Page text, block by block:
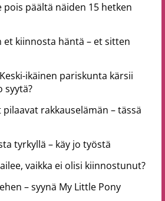
päältä näiden 15 hetken
et kiinnosta häntä – et sitten
ikäinen pariskunta kärsii
syytä?
rakkauselämän – tässä
tyrkyllä – käy jo työstä
vaikka ei olisi kiinnostunut?
– syynä My Little Pony